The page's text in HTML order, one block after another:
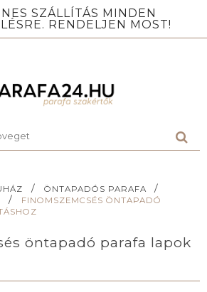
SZÁLLÍTÁS MINDEN
RENDELJEN MOST!
/ ÖNTAPADÓS PARAFA /
/
FINOMSZEMCSÉS ÖNTAPADÓ
öntapadó parafa lapok